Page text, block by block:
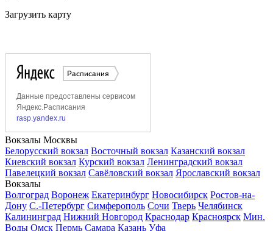
Загрузить карту
Вокзалы Москвы
Белорусский вокзал Восточный вокзал Казанский вокзал
Киевский вокзал Курский вокзал Ленинградский вокзал
Павелецкий вокзал Савёловский вокзал Ярославский вокзал
Вокзалы
Волгоград Воронеж Екатеринбург Новосибирск Ростов-на-
Дону С.-Петербург Симферополь Сочи Тверь Челябинск
Калининград Нижний Новгород Краснодар Красноярск Мин.
Воды Омск Пермь Самара Казань Уфа